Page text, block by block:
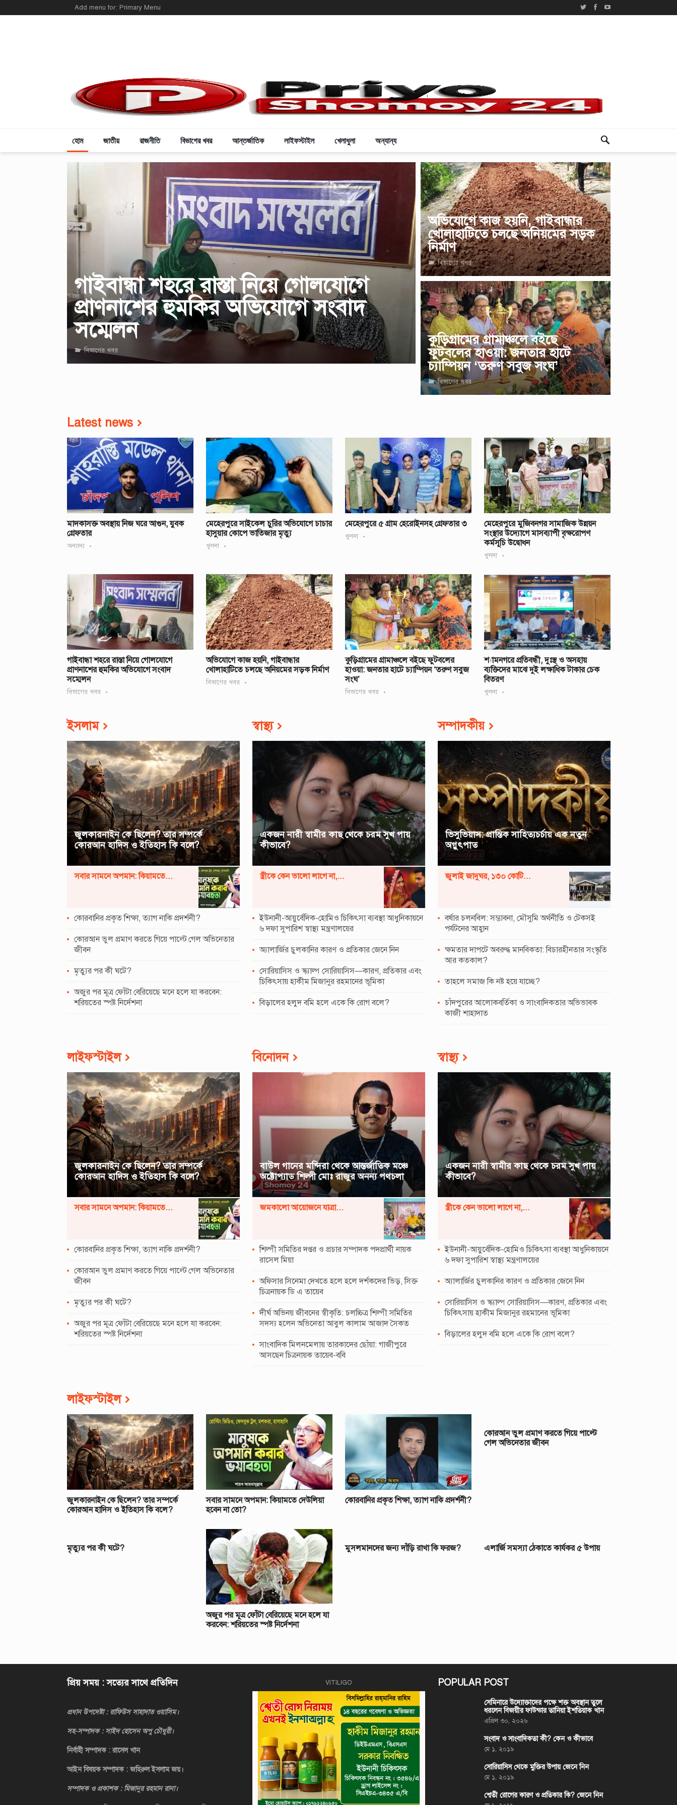
Add menu for: Primary Menu
,
হোম জাতীয় রাজনীতি বিভাগের খবর আন্তর্জাতিক লাইফস্টাইল খেলাধুলা অন্যান্য
গাইবান্ধা শহরে রাস্তা নিয়ে গোলযোগে
প্রাণনাশের হুমকির অভিযোগে সংবাদ
সম্মেলন
বিভাগের খবর
অভিযোগে কাজ হয়নি, গাইবান্ধার
খোলাহাটিতে চলছে অনিয়মের সড়ক
নির্মাণ
বিভাগের খবর
কুড়িগ্রামের গ্রামাঞ্চলে বইছে
ফুটবলের হাওয়া: জনতার হাটে
চ্যাম্পিয়ন ‘তরুণ সবুজ সংঘ’
বিভাগের খবর
Latest news
মাদকাসক্ত অবস্থায় নিজ ঘরে আগুন, যুবক
গ্রেফতার
অন্যান্য
মেহেরপুরে সাইকেল চুরির অভিযোগে চাচার
হাসুয়ার কোপে ভাতিজার মৃত্যু
খুলনা
মেহেরপুরে ৫ গ্রাম হেরোইনসহ গ্রেফতার ৩
খুলনা
মেহেরপুরে মুজিবনগর সামাজিক উন্নয়ন
সংস্থার উদ্যোগে মাসব্যাপী বৃক্ষরোপণ
কর্মসূচি উদ্বোধন
খুলনা
গাইবান্ধা শহরে রাস্তা নিয়ে গোলযোগে
প্রাণনাশের হুমকির অভিযোগে সংবাদ
সম্মেলন
বিভাগের খবর
অভিযোগে কাজ হয়নি, গাইবান্ধার
খোলাহাটিতে চলছে অনিয়মের সড়ক নির্মাণ
বিভাগের খবর
কুড়িগ্রামের গ্রামাঞ্চলে বইছে ফুটবলের
হাওয়া: জনতার হাটে চ্যাম্পিয়ন ‘তরুণ সবুজ
সংঘ’
বিভাগের খবর
শ্যামনগরে প্রতিবন্ধী, দুঃস্থ ও অসহায়
ব্যক্তিদের মাঝে দুই লক্ষাধিক টাকার চেক
বিতরণ
খুলনা
ইসলাম
জুলকারনাইন কে ছিলেন? তার সম্পর্কে
কোরআন হাদিস ও ইতিহাস কি বলে?
সবার সামনে অপমান: কিয়ামতে...
কোরবানির প্রকৃত শিক্ষা, ত্যাগ নাকি প্রদর্শনী?
কোরআন ভুল প্রমাণ করতে গিয়ে পাল্টে গেল অভিনেতার
জীবন
মৃত্যুর পর কী ঘটে?
অজুর পর মূত্র ফোঁটা বেরিয়েছে মনে হলে যা করবেন:
শরিয়তের স্পষ্ট নির্দেশনা
স্বাস্থ্য
একজন নারী স্বামীর কাছ থেকে চরম সুখ পায়
কীভাবে?
স্ত্রীকে কেন ভালো লাগে না,...
ইউনানী-আয়ুর্বেদিক-হোমিও চিকিৎসা ব্যবস্থা আধুনিকায়নে
৬ দফা সুপারিশ স্বাস্থ্য মন্ত্রণালয়ের
অ্যালার্জির চুলকানির কারণ ও প্রতিকার জেনে নিন
সোরিয়াসিস ও স্ক্যাল্প সোরিয়াসিস—কারণ, প্রতিকার এবং
চিকিৎসায় হাকীম মিজানুর রহমানের ভূমিকা
বিড়ালের হলুদ বমি হলে একে কি রোগ বলে?
সম্পাদকীয়
ভিসুভিয়াস: প্রান্তিক সাহিত্যচর্চায় এক নতুন
অগ্নুৎপাত
জুলাই জাদুঘর, ১৩০ কোটি...
বর্ষার চলনবিল: সম্ভাবনা, মৌসুমি অর্থনীতি ও টেকসই
পর্যটনের আহ্বান
ক্ষমতার দাপটে অবরুদ্ধ মানবিকতা: বিচারহীনতার সংস্কৃতি
আর কতকাল?
তাহলে সমাজ কি নষ্ট হয়ে যাচ্ছে?
চাঁদপুরের আলোকবর্তিকা ও সাংবাদিকতার অভিভাবক
কাজী শাহাদাত
লাইফস্টাইল
জুলকারনাইন কে ছিলেন? তার সম্পর্কে
কোরআন হাদিস ও ইতিহাস কি বলে?
সবার সামনে অপমান: কিয়ামতে...
কোরবানির প্রকৃত শিক্ষা, ত্যাগ নাকি প্রদর্শনী?
কোরআন ভুল প্রমাণ করতে গিয়ে পাল্টে গেল অভিনেতার
জীবন
মৃত্যুর পর কী ঘটে?
অজুর পর মূত্র ফোঁটা বেরিয়েছে মনে হলে যা করবেন:
শরিয়তের স্পষ্ট নির্দেশনা
বিনোদন
বাউল গানের মন্দিরা থেকে আন্তর্জাতিক মঞ্চে
অক্টোপ্যাড শিল্পী মোঃ রাজুর অনন্য পথচলা
জমকালো আয়োজনে যাত্রা...
শিল্পী সমিতির দপ্তর ও প্রচার সম্পাদক পদপ্রার্থী নায়ক
রাসেল মিয়া
অফিসার সিনেমা দেখতে হলে হলে দর্শকদের ভিড়, সিক্ত
চিত্রনায়ক ডি এ তায়েব
দীর্ঘ অভিনয় জীবনের স্বীকৃতি: চলচ্চিত্র শিল্পী সমিতির
সদস্য হলেন অভিনেতা আবুল কালাম আজাদ সৈকত
সাংবাদিক মিলনমেলায় তারকাদের ছোঁয়া: গাজীপুরে
আসছেন চিত্রনায়ক তায়েব-ববি
স্বাস্থ্য
একজন নারী স্বামীর কাছ থেকে চরম সুখ পায়
কীভাবে?
স্ত্রীকে কেন ভালো লাগে না,...
ইউনানী-আয়ুর্বেদিক-হোমিও চিকিৎসা ব্যবস্থা আধুনিকায়নে
৬ দফা সুপারিশ স্বাস্থ্য মন্ত্রণালয়ের
অ্যালার্জির চুলকানির কারণ ও প্রতিকার জেনে নিন
সোরিয়াসিস ও স্ক্যাল্প সোরিয়াসিস—কারণ, প্রতিকার এবং
চিকিৎসায় হাকীম মিজানুর রহমানের ভূমিকা
বিড়ালের হলুদ বমি হলে একে কি রোগ বলে?
লাইফস্টাইল
জুলকারনাইন কে ছিলেন? তার সম্পর্কে
কোরআন হাদিস ও ইতিহাস কি বলে?
সবার সামনে অপমান: কিয়ামতে দেউলিয়া
হবেন না তো?
কোরবানির প্রকৃত শিক্ষা, ত্যাগ নাকি প্রদর্শনী?
কোরআন ভুল প্রমাণ করতে গিয়ে পাল্টে
গেল অভিনেতার জীবন
মৃত্যুর পর কী ঘটে?
অজুর পর মূত্র ফোঁটা বেরিয়েছে মনে হলে যা
করবেন: শরিয়তের স্পষ্ট নির্দেশনা
মুসলমানদের জন্য দাঁড়ি রাখা কি ফরজ? এলার্জি সমস্যা ঠেকাতে কার্যকর ৫ উপায়
প্রিয় সময় : সত্যের সাথে প্রতিদিন
প্রধান উপদেষ্টা : রাফিউস সাহাদাত ওয়াসিম।
সহ-সম্পাদক : সাইদ হোসেন অপু চৌধুরী।
নির্বাহী সম্পাদক : রাসেল খান
আইন বিষয়ক সম্পাদক : জহিরুল ইসলাম জয়।
সম্পাদক ও প্রকাশক : মিজানুর রহমান রানা।
VITILIGO POPULAR POST
সেমিনারে উদ্যোক্তাদের পক্ষে শক্ত অবস্থান তুলে
ধরলেন বিজয়ীর ফাউন্ডার তানিয়া ইশতিয়াক খান
এপ্রিল ৩০, ২০২৬
সংবাদ ও সাংবাদিকতা কী? কেন ও কীভাবে
মে ১, ২০১৯
সোরিয়াসিস থেকে মুক্তির উপায় জেনে নিন
মে ১, ২০১৯
শ্বেতী রোগের কারণ ও প্রতিকার কি? জেনে নিন